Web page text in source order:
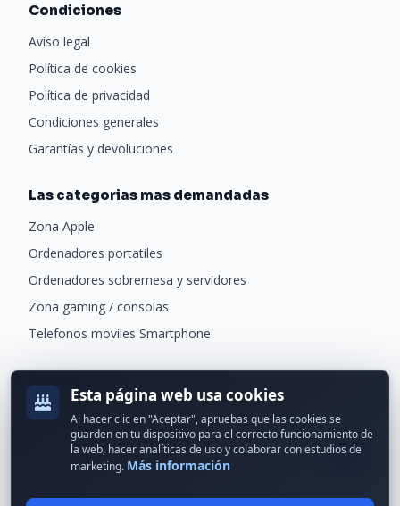
Condiciones
Aviso legal
Política de cookies
Política de privacidad
Condiciones generales
Garantías y devoluciones
Las categorias mas demandadas
Zona Apple
Ordenadores portatiles
Ordenadores sobremesa y servidores
Zona gaming / consolas
Telefonos moviles Smartphone
Recibe ofertas exclusivas y novedades.
Esta página web usa cookies
Al hacer clic en "Aceptar", apruebas que las cookies se
guarden en tu dispositivo para el correcto funcionamiento de
la web, hacer analíticas de uso y colaborar con estudios de
marketing. Más información